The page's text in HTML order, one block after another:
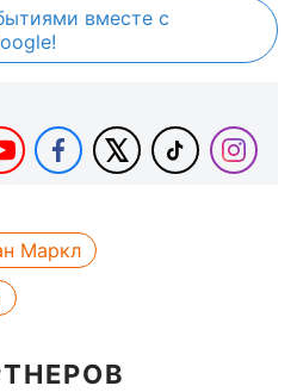
вместе с
Маркл